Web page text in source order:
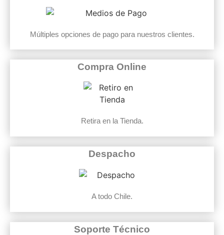
Múltiples opciones de pago para nuestros clientes.
Compra Online
Retira en la Tienda.
Despacho
A todo Chile.
Soporte Técnico